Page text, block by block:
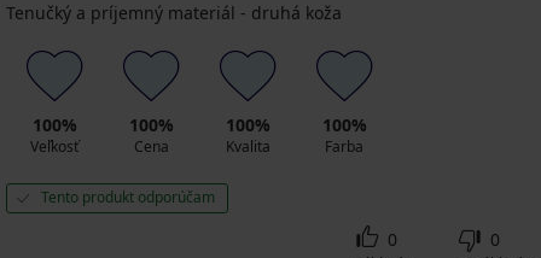
Tenučký a príjemný materiál - druhá koža
100%
Veľkosť
100%
Cena
100%
Kvalita
100%
Farba
Tento produkt odporúčam
0 0